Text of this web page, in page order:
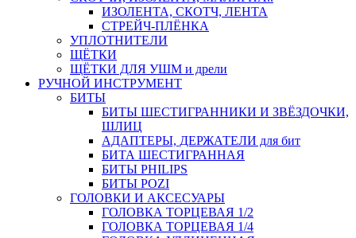
ИЗОЛЕНТА, СКОТЧ, ЛЕНТА
СТРЕЙЧ-ПЛЁНКА
УПЛОТНИТЕЛИ
ЩЁТКИ
ЩЁТКИ ДЛЯ УШМ и дрели
РУЧНОЙ ИНСТРУМЕНТ
БИТЫ
БИТЫ ШЕСТИГРАННИКИ И ЗВЁЗДОЧКИ,
ШЛИЦ
АДАПТЕРЫ, ДЕРЖАТЕЛИ для бит
БИТА ШЕСТИГРАННАЯ
БИТЫ PHILIPS
БИТЫ POZI
ГОЛОВКИ И АКСЕСУАРЫ
ГОЛОВКА ТОРЦЕВАЯ 1/2
ГОЛОВКА ТОРЦЕВАЯ 1/4